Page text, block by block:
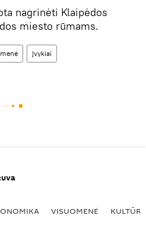
nagrinėti Klaipėdos
miesto rūmams.
Įvykiai
VISUOMENĖ KULTŪRA